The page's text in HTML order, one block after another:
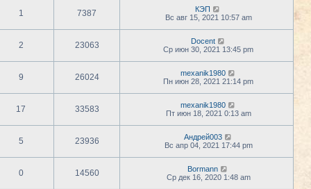
1 7387
КЭП
Вс авг 15, 2021 10:57 am
2 23063
Docent
Ср июн 30, 2021 13:45 pm
9 26024
mexanik1980
Пн июн 28, 2021 21:14 pm
17 33583
mexanik1980
Пт июн 18, 2021 0:13 am
5 23936
Андрей003
Вс апр 04, 2021 17:44 pm
0 14560
Bormann
Ср дек 16, 2020 1:48 am